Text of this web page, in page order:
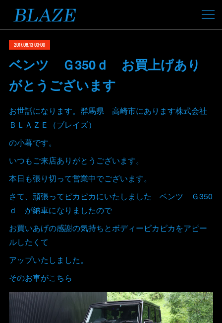
2017.08.13 03:00
ベンツ Ｇ350ｄ お買上げあり
がとうございます
お世話になります。群馬県 高崎市にあります株式会社
ＢＬＡＺＥ（ブレイズ）
の小暮です。
いつもご来店ありがとうございます。
本日も張り切って営業中でございます。
さて、頑張ってピカピカにいたしました ベンツ Ｇ350
ｄ が納車になりましたので
お買いあげの感謝の気持ちとボディーピカピカをアピー
ルしたくて
アップいたしました。
そのお車がこちら